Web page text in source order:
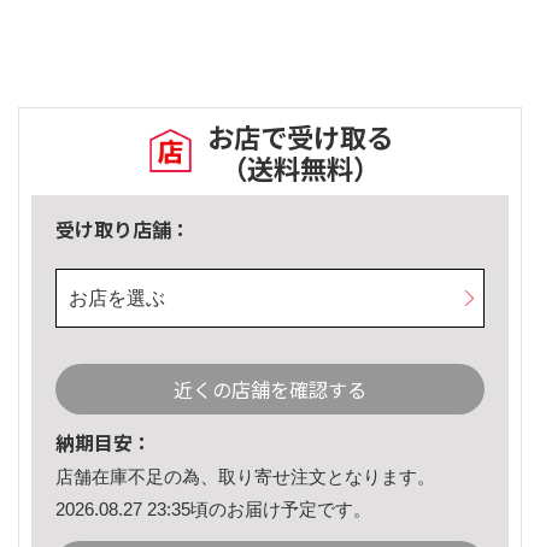
お店で受け取る
（送料無料）
受け取り店舗：
お店を選ぶ
近くの店舗を確認する
納期目安：
店舗在庫不足の為、取り寄せ注文となります。
2026.08.27 23:35頃のお届け予定です。